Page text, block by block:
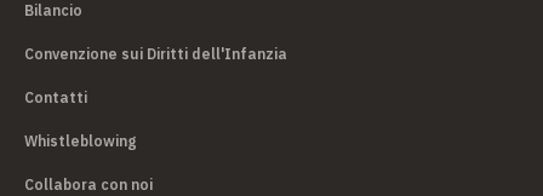
Bilancio
Convenzione sui Diritti dell'Infanzia
Contatti
Whistleblowing
Collabora con noi